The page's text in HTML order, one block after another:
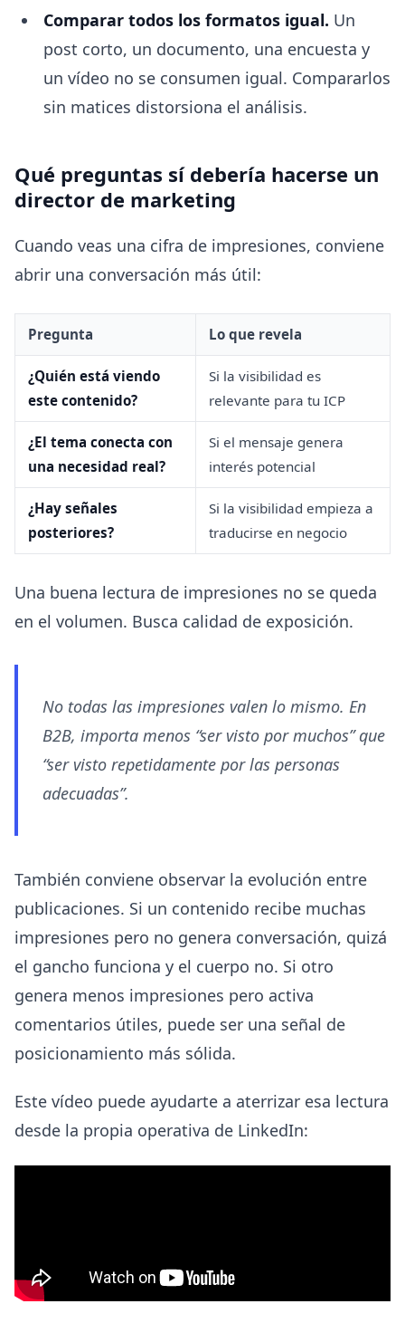
Comparar todos los formatos igual. Un
post corto, un documento, una encuesta y
un vídeo no se consumen igual. Compararlos
sin matices distorsiona el análisis.
Qué preguntas sí debería hacerse un
director de marketing
Cuando veas una cifra de impresiones, conviene
abrir una conversación más útil:
Pregunta Lo que revela
¿Quién está viendo
este contenido?
Si la visibilidad es
relevante para tu ICP
¿El tema conecta con
una necesidad real?
Si el mensaje genera
interés potencial
¿Hay señales
posteriores?
Si la visibilidad empieza a
traducirse en negocio
Una buena lectura de impresiones no se queda
en el volumen. Busca calidad de exposición.
No todas las impresiones valen lo mismo. En
B2B, importa menos “ser visto por muchos” que
“ser visto repetidamente por las personas
adecuadas”.
También conviene observar la evolución entre
publicaciones. Si un contenido recibe muchas
impresiones pero no genera conversación, quizá
el gancho funciona y el cuerpo no. Si otro
genera menos impresiones pero activa
comentarios útiles, puede ser una señal de
posicionamiento más sólida.
Este vídeo puede ayudarte a aterrizar esa lectura
desde la propia operativa de LinkedIn: